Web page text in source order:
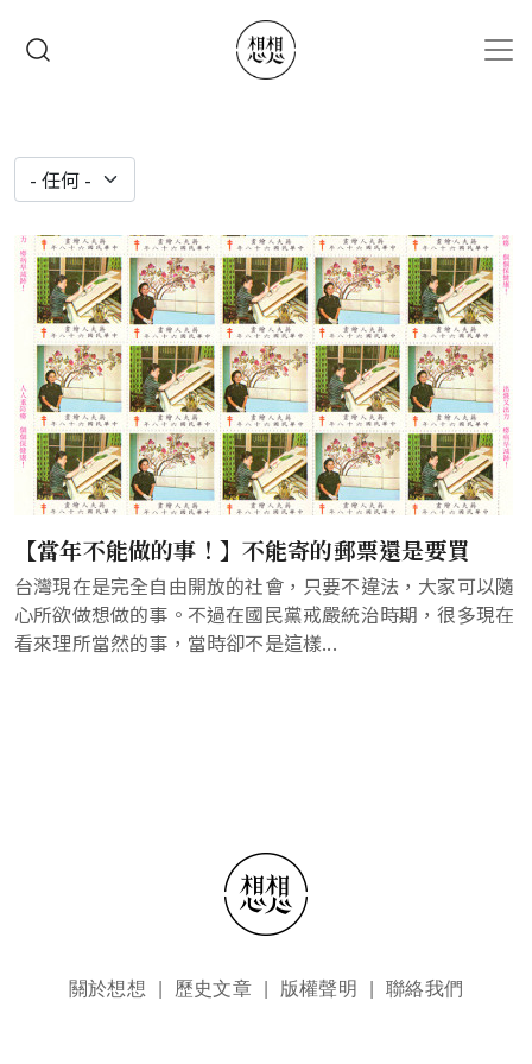
【當年不能做的事！】不能寄的郵票還是要買
台灣現在是完全自由開放的社會，只要不違法，大家可以隨
心所欲做想做的事。不過在國民黨戒嚴統治時期，很多現在
看來理所當然的事，當時卻不是這樣...
頁尾選單關於想想 歷史文章 版權聲明 聯絡我們